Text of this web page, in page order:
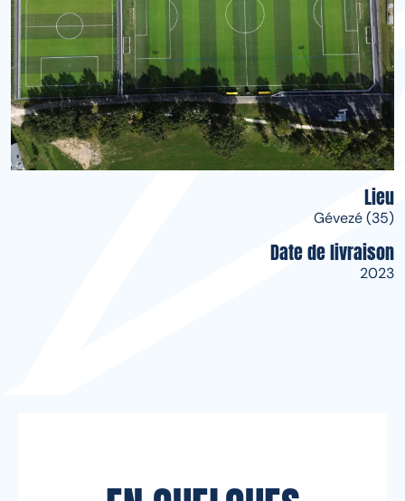
Lieu
Gévezé (35)
Date de livraison
2023